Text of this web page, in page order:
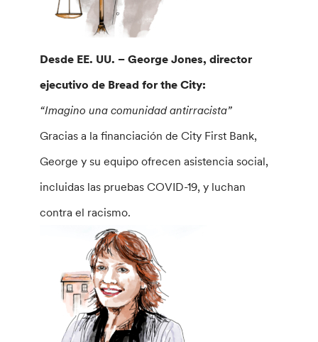
Desde EE. UU. – George Jones, director
ejecutivo de Bread for the City:
“Imagino una comunidad antirracista”
Gracias a la financiación de City First Bank,
George y su equipo ofrecen asistencia social,
incluidas las pruebas COVID-19, y luchan
contra el racismo.